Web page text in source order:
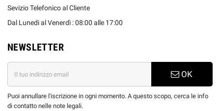
Sevizio Telefonico al Cliente
Dal Lunedi al Venerdì : 08:00 alle 17:00
NEWSLETTER
OK
Puoi annullare l'iscrizione in ogni momento. A questo scopo, cerca le info
di contatto nelle note legali.